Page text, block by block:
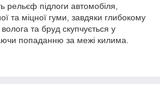
рельєф підлоги автомобіля,
та міцної гуми, завдяки глибокому
та бруд скупчується у
попаданню за межі килима.